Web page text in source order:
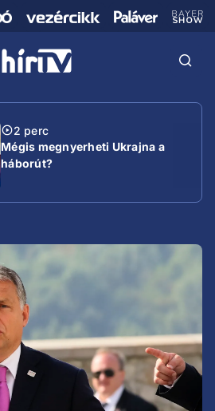
2 perc
Mégis megnyerheti Ukrajna a
háborút?